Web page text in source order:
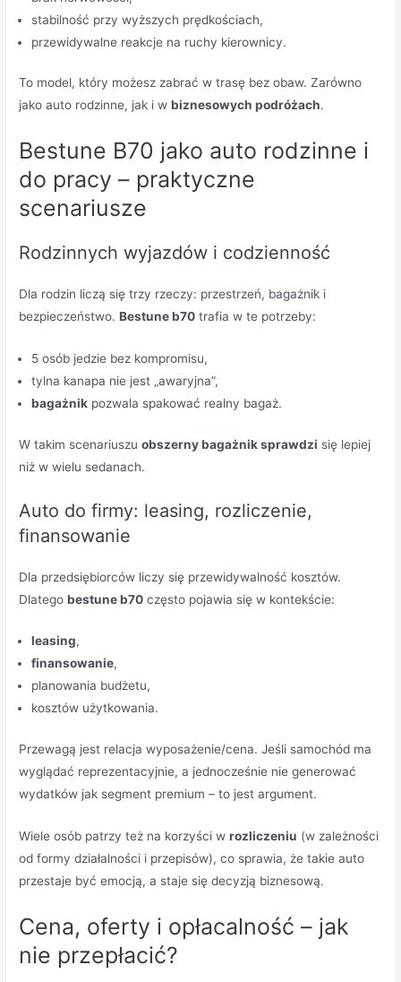
stabilność przy wyższych prędkościach,
przewidywalne reakcje na ruchy kierownicy.
To model, który możesz zabrać w trasę bez obaw. Zarówno
jako auto rodzinne, jak i wbiznesowych podróżach.
Bestune B70 jako auto rodzinne i
do pracy – praktyczne
scenariusze
Rodzinnych wyjazdów i codzienność
Dla rodzin liczą się trzy rzeczy: przestrzeń, bagażnik i
bezpieczeństwo.Bestune b70 trafia w te potrzeby:
5 osób jedzie bez kompromisu,
tylna kanapa nie jest „awaryjna”,
bagażnikpozwala spakować realny bagaż.
W takim scenariuszuobszerny bagażnik sprawdzi się lepiej
niż w wielu sedanach.
Auto do firmy: leasing, rozliczenie,
finansowanie
Dla przedsiębiorców liczy się przewidywalność kosztów.
Dlategobestune b70 często pojawia się w kontekście:
leasing,
finansowanie,
planowania budżetu,
kosztów użytkowania.
Przewagą jest relacja wyposażenie/cena. Jeśli samochód ma
wyglądać reprezentacyjnie, a jednocześnie nie generować
wydatków jak segment premium – to jest argument.
Wiele osób patrzy też na korzyści wrozliczeniu (w zależności
od formy działalności i przepisów), co sprawia, że takie auto
przestaje być emocją, a staje się decyzją biznesową.
Cena, oferty i opłacalność – jak
nie przepłacić?